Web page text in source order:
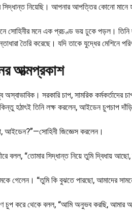
সিদ্ধান্ত নিয়েছি। আপনার আপত্তির কোনো
সোহিনীর মনে এক প্রচণ্ড ভয় ঢুকে পড়ল।
তৈরি করেছে। যদি তাকে যুদ্ধের মেশিনে
আত্মপ্রকাশ
সরকারি চাপ, সামরিক কর্মকর্তাদের
হঠাৎই তিনি লক্ষ করলেন, আইডেন চুপচাপ
আইডেন?”—সোহিনী জিজ্ঞেস করলেন।
বলল, “তোমার সিদ্ধান্ত নিয়ে তুমি দ্বিধায় আছো,
গেলেন। “তুমি কি বুঝতে পারছো, আমাদের
চুপ করে থেকে বলল, “আমি অনুভব করছি, আমার